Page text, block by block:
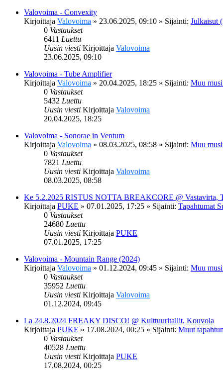
Valovoima - Convexity
Kirjoittaja Valovoima » 23.06.2025, 09:10 » Sijainti: Julkaisut
0 Vastaukset
6411 Luettu
Uusin viesti Kirjoittaja Valovoima
23.06.2025, 09:10
Valovoima - Tube Amplifier
Kirjoittaja Valovoima » 20.04.2025, 18:25 » Sijainti: Muu
0 Vastaukset
5432 Luettu
Uusin viesti Kirjoittaja Valovoima
20.04.2025, 18:25
Valovoima - Sonorae in Ventum
Kirjoittaja Valovoima » 08.03.2025, 08:58 » Sijainti: Muu
0 Vastaukset
7821 Luettu
Uusin viesti Kirjoittaja Valovoima
08.03.2025, 08:58
Ke 5.2.2025 RISTUS NOTTA BREAKCORE @ Vastavirta,
Kirjoittaja PUKE » 07.01.2025, 17:25 » Sijainti: Tapahtumat
0 Vastaukset
24680 Luettu
Uusin viesti Kirjoittaja PUKE
07.01.2025, 17:25
Valovoima - Mountain Range (2024)
Kirjoittaja Valovoima » 01.12.2024, 09:45 » Sijainti: Muu
0 Vastaukset
35952 Luettu
Uusin viesti Kirjoittaja Valovoima
01.12.2024, 09:45
La 24.8.2024 FREAKY DISCO! @ Kulttuuritallit, Kouvola
Kirjoittaja PUKE » 17.08.2024, 00:25 » Sijainti: Muut
0 Vastaukset
40528 Luettu
Uusin viesti Kirjoittaja PUKE
17.08.2024, 00:25